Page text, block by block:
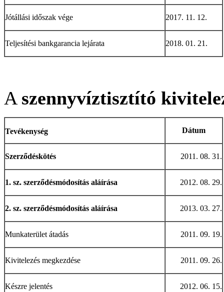
Jótállási időszak vége 2017. 11. 12.
Teljesítési bankgarancia lejárata 2018. 01. 21.
A szennyvíztisztító
Tevékenység Dátum
Szerződéskötés 2011. 08. 31.
1. sz. szerződésmódosítás aláírása 2012. 08. 29.
2. sz. szerződésmódosítás aláírása 2013. 03. 27.
Munkaterület átadás 2011. 09. 19.
Kivitelezés megkezdése 2011. 09. 26.
Készre jelentés 2012. 06. 15.